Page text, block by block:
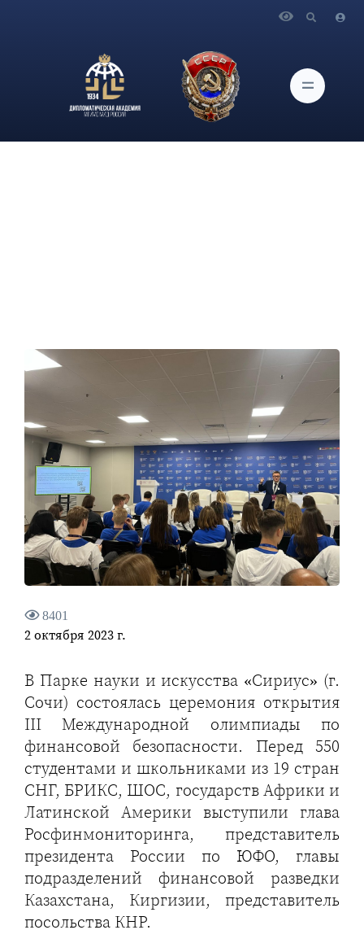
церемония открытия III Международной олимпиады по
финансовой безопасности с участием студентов
8401
2 октября 2023 г.
В Парке науки и искусства «Сириус» (г.
Сочи) состоялась церемония открытия
III Международной олимпиады по
финансовой безопасности. Перед 550
студентами и школьниками из 19 стран
СНГ, БРИКС, ШОС, государств Африки и
Латинской Америки выступили глава
Росфинмониторинга, представитель
президента России по ЮФО, главы
подразделений финансовой разведки
Казахстана, Киргизии, представитель
посольства КНР.